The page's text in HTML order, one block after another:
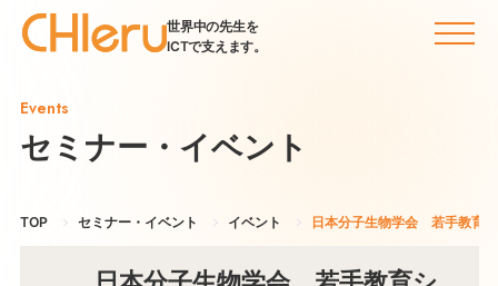
世界中の先生を
ICTで支えます。
Events
セミナー・イベント
TOP セミナー・イベント イベント 日本分子生物学会 若手教育